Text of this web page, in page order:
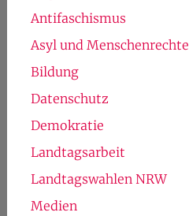
Antifaschismus
Asyl und Menschenrechte
Bildung
Datenschutz
Demokratie
Landtagsarbeit
Landtagswahlen NRW
Medien